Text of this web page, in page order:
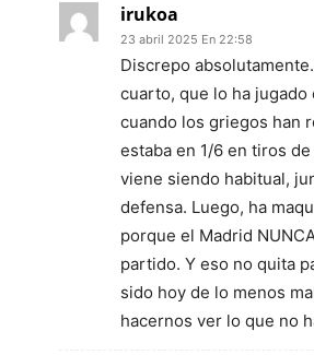
irukoa
23 abril 2025 En 22:58
Discrepo
cuarto, que lo ha jugado
cuando los griegos han
estaba en 1/6 en tiros
viene siendo habitual,
defensa. Luego, ha
porque el Madrid
partido. Y eso no quita
sido hoy de lo menos
hacernos ver lo que no